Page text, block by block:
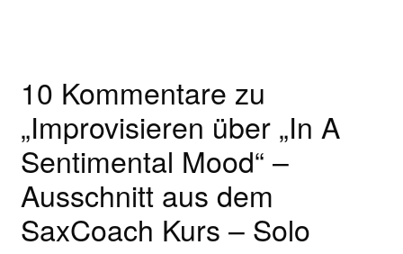
10 Kommentare zu
„Improvisieren über „In A
Sentimental Mood“ –
Ausschnitt aus dem
SaxCoach Kurs – Solo